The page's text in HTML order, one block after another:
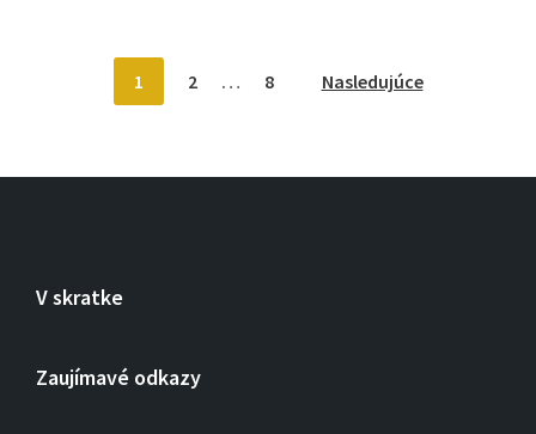
Stránkovanie
1 2 … 8 Nasledujúce
V skratke
Zaujímavé odkazy